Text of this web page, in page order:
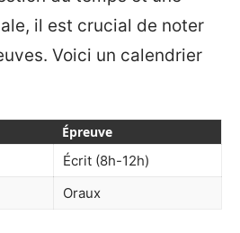
il est crucial de noter
Voici un calendrier
Épreuve
Écrit (8h-12h)
Oraux